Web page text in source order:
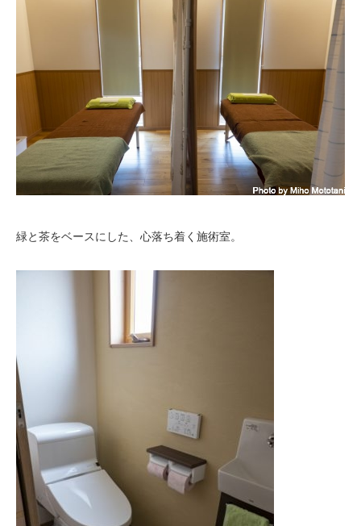
緑と茶をベースにした、心落ち着く施術室。